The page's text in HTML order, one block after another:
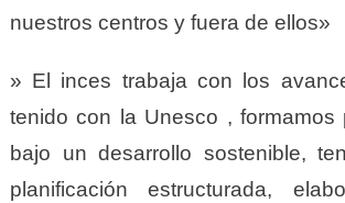
nuestros centros y fuera de ellos»
» El inces trabaja con los
tenido con la Unesco , formamos
bajo un desarrollo sostenible,
planificación estructurada,